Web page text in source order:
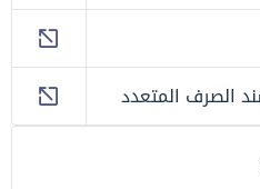
الصرف المتعدد